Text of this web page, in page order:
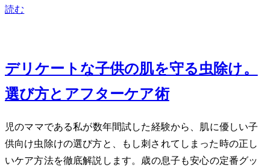
読む
デリケートな子供の肌を守る虫除け。
選び方とアフターケア術
2児のママである私が数年間試した経験から、肌に優しい子
供向け虫除けの選び方と、もし刺されてしまった時の正し
いケア方法を徹底解説します。3歳の息子も安心の定番グッ